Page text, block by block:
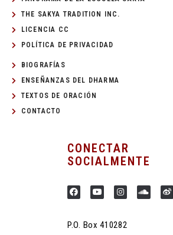
THE SAKYA TRADITION INC.
LICENCIA CC
POLÍTICA DE PRIVACIDAD
BIOGRAFÍAS
ENSEÑANZAS DEL DHARMA
TEXTOS DE ORACIÓN
CONTACTO
CONECTAR
SOCIALMENTE
P.O. Box 410282